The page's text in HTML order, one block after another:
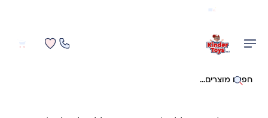
חיפוש באתר